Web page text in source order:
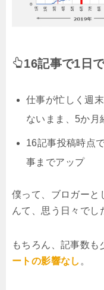
16記事で1日
仕事が忙しく週
ないまま、5か月
16記事投稿時点
事までアップ
僕って、ブロガーと
んて、思う日々でし
もちろん、記事数も
ートの影響なし 。